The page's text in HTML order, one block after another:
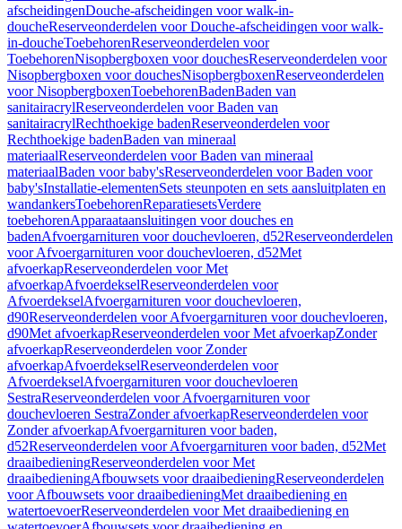
afscheidingenDouche-afscheidingen voor walk-in-
doucheReserveonderdelen voor Douche-afscheidingen voor walk-
in-doucheToebehorenReserveonderdelen voor
ToebehorenNisopbergboxen voor douchesReserveonderdelen voor
Nisopbergboxen voor douchesNisopbergboxenReserveonderdelen
voor NisopbergboxenToebehorenBadenBaden van
sanitairacrylReserveonderdelen voor Baden van
sanitairacrylRechthoekige badenReserveonderdelen voor
Rechthoekige badenBaden van mineraal
materiaalReserveonderdelen voor Baden van mineraal
materiaalBaden voor baby'sReserveonderdelen voor Baden voor
baby'sInstallatie-elementenSets steunpoten en sets aansluitplaten en
wandankersToebehorenReparatiesetsVerdere
toebehorenApparaataansluitingen voor douches en
badenAfvoergarnituren voor douchevloeren, d52Reserveonderdelen
voor Afvoergarnituren voor douchevloeren, d52Met
afvoerkapReserveonderdelen voor Met
afvoerkapAfvoerdekselReserveonderdelen voor
AfvoerdekselAfvoergarnituren voor douchevloeren,
d90Reserveonderdelen voor Afvoergarnituren voor douchevloeren,
d90Met afvoerkapReserveonderdelen voor Met afvoerkapZonder
afvoerkapReserveonderdelen voor Zonder
afvoerkapAfvoerdekselReserveonderdelen voor
AfvoerdekselAfvoergarnituren voor douchevloeren
SestraReserveonderdelen voor Afvoergarnituren voor
douchevloeren SestraZonder afvoerkapReserveonderdelen voor
Zonder afvoerkapAfvoergarnituren voor baden,
d52Reserveonderdelen voor Afvoergarnituren voor baden, d52Met
draaibedieningReserveonderdelen voor Met
draaibedieningAfbouwsets voor draaibedieningReserveonderdelen
voor Afbouwsets voor draaibedieningMet draaibediening en
watertoevoerReserveonderdelen voor Met draaibediening en